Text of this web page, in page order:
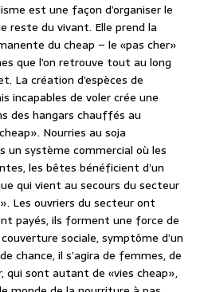
est une façon d’organiser le
reste du vivant. Elle prend la
du cheap – le «pas cher»
que l’on retrouve tout au long
La création d’espèces de
incapables de voler crée une
des hangars chauffés au
Nourries au soja
un système commercial où les
les bêtes bénéficient d’un
qui vient au secours du secteur
Les ouvriers du secteur ont
payés, ils forment une force de
sociale, symptôme d’un
chance, il s’agira de femmes, de
qui sont autant de «vies cheap»,